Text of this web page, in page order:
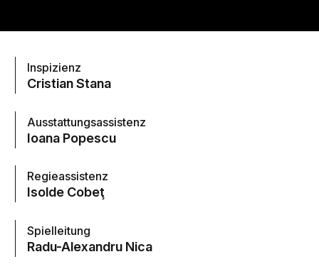
Inspizienz
Cristian Stana
Ausstattungsassistenz
Ioana Popescu
Regieassistenz
Isolde Cobeţ
Spielleitung
Radu-Alexandru Nica